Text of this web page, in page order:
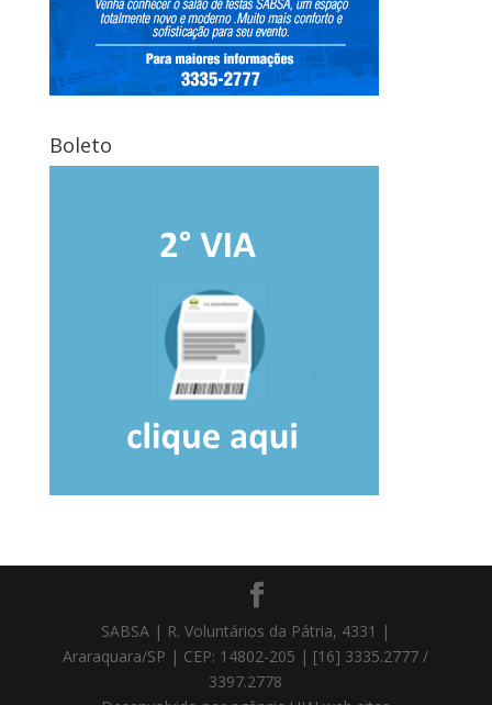
Boleto
SABSA | R. Voluntários da Pátria, 4331 |
Araraquara/SP | CEP: 14802-205 | [16] 3335.2777 /
3397.2778